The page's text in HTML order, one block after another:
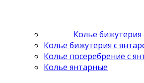
Колье
Колье бижутерия с
Колье посеребрение с
Колье янтарные